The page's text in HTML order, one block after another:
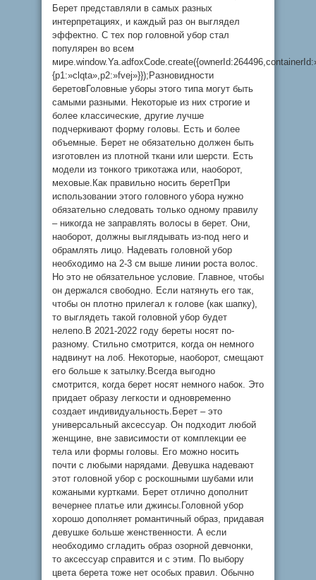
Берет представляли в самых разных
интерпретациях, и каждый раз он выглядел
эффектно. С тех пор головной убор стал
популярен во всем
{p1:»clqta»,p2:»fvej»}});Разновидности
беретовГоловные уборы этого типа могут быть
самыми разными. Некоторые из них строгие и
более классические, другие лучше
подчеркивают форму головы. Есть и более
объемные. Берет не обязательно должен быть
изготовлен из плотной ткани или шерсти. Есть
модели из тонкого трикотажа или, наоборот,
меховые.Как правильно носить беретПри
использовании этого головного убора нужно
обязательно следовать только одному правилу
– никогда не заправлять волосы в берет. Они,
наоборот, должны выглядывать из-под него и
обрамлять лицо. Надевать головной убор
необходимо на 2-3 см выше линии роста волос.
Но это не обязательное условие. Главное, чтобы
он держался свободно. Если натянуть его так,
чтобы он плотно прилегал к голове (как шапку),
то выглядеть такой головной убор будет
нелепо.В 2021-2022 году береты носят по-
разному. Стильно смотрится, когда он немного
надвинут на лоб. Некоторые, наоборот, смещают
его больше к затылку.Всегда выгодно
смотрится, когда берет носят немного набок. Это
придает образу легкости и одновременно
создает индивидуальность.Берет – это
универсальный аксессуар. Он подходит любой
женщине, вне зависимости от комплекции ее
тела или формы головы. Его можно носить
почти с любыми нарядами. Девушка надевают
этот головной убор с роскошными шубами или
кожаными куртками. Берет отлично дополнит
вечернее платье или джинсы.Головной убор
хорошо дополняет романтичный образ, придавая
девушке больше женственности. А если
необходимо сгладить образ озорной девчонки,
то аксессуар справится и с этим. По выбору
цвета берета тоже нет особых правил. Обычно